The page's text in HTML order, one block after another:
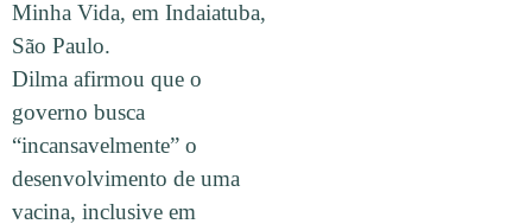
Minha Vida, em Indaiatuba,
São Paulo.
Dilma afirmou que o
governo busca
“incansavelmente” o
desenvolvimento de uma
vacina, inclusive em